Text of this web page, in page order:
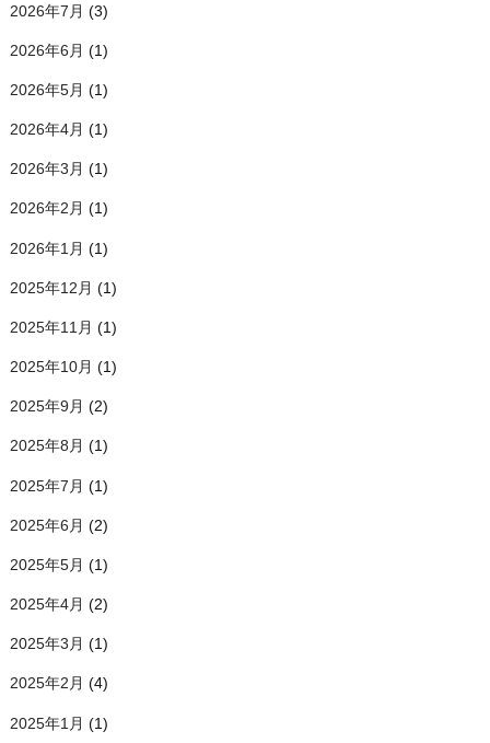
2026年7月 (3)
2026年6月 (1)
2026年5月 (1)
2026年4月 (1)
2026年3月 (1)
2026年2月 (1)
2026年1月 (1)
2025年12月 (1)
2025年11月 (1)
2025年10月 (1)
2025年9月 (2)
2025年8月 (1)
2025年7月 (1)
2025年6月 (2)
2025年5月 (1)
2025年4月 (2)
2025年3月 (1)
2025年2月 (4)
2025年1月 (1)